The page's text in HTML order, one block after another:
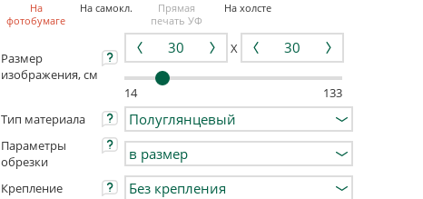
На
фотобумаге
На самокл.
Прямая
печать УФ
На холсте
Размер
изображения, см
X
14
133
Тип материала
Параметры
обрезки
Крепление